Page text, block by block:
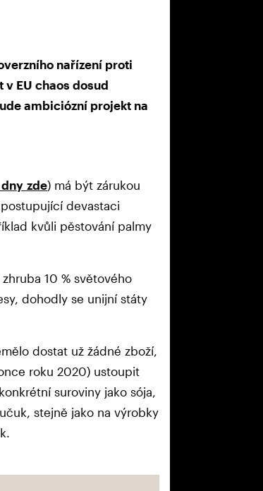
nařízení proti
EU chaos dosud
ambiciózní projekt na
zde) má být zárukou
devastaci
kvůli pěstování palmy
10 % světového
dohodly se unijní státy
dostat už žádné zboží,
roku 2020) ustoupit
suroviny jako sója,
stejně jako na výrobky